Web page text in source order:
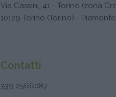
Via Cassini, 41 - Torino (zona
10129 Torino (Torino) - Piemonte
Contatti
339 2566087